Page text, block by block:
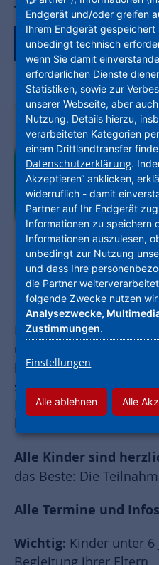
Teile den Artikel auf:
Die Sommerferien sind
unsere
bereits heute! Kommt
spannenden Aktivitäten
Balancieren – und wer
basteln!
Alle Kinder sind
das Beste: Die
Alle Termine und
Wichtig: Kinder unter
Endgerät und/oder greifen
Ihrem Endgerät
unbedingt technisch
wenn Sie damit
erforderlichen Dienste
Statistiken, sowie zur
unserer Webseite, aber
Nutzung. Details hierzu,
verarbeiteten Kategorien
einem Drittlandtransfer
Datenschutzerklärung.
Akzeptieren“ anklicken,
widerruflich - damit
Partner auf Ihr Endgerät
Informationen zu speichern
Informationen auszulesen,
unbedingt zur Nutzung
und dass Ihre
die Partner
folgende Zwecke nutzen
Analysezwecke,
Zustimmungen.
Einstellungen
Alle ablehnen Alle